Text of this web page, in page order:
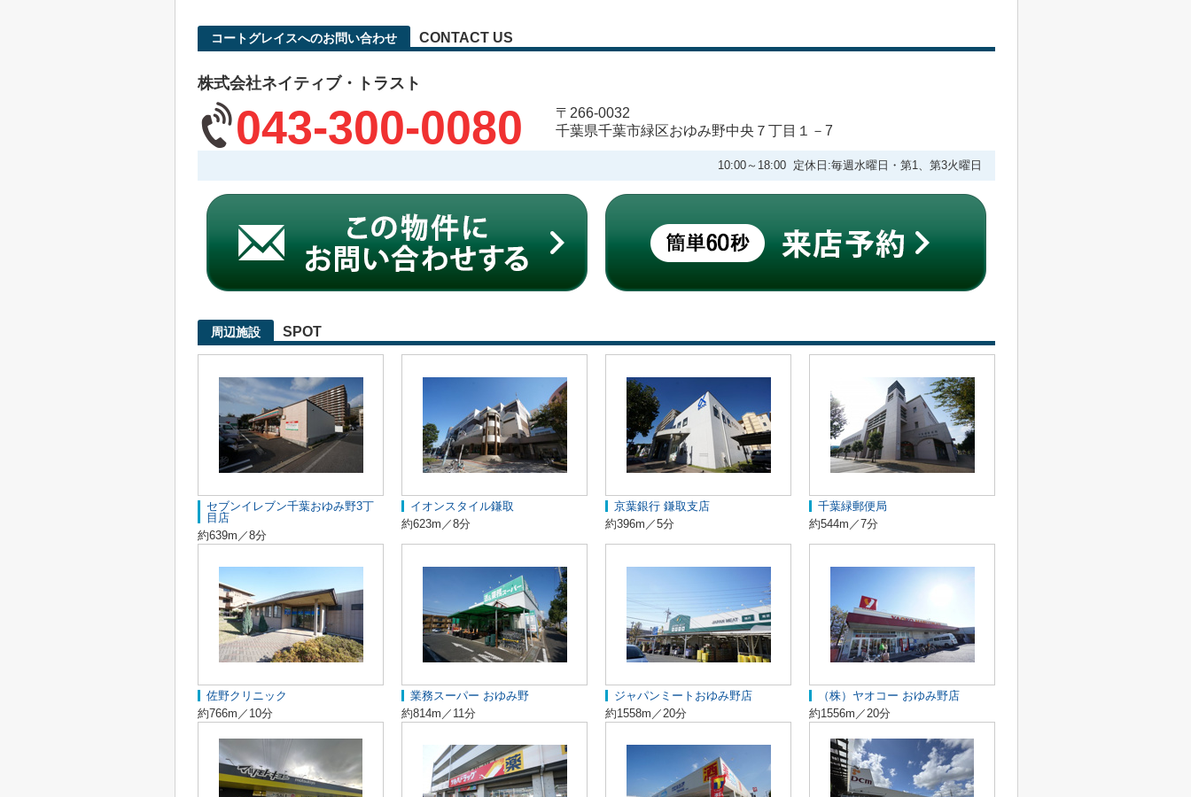
コートグレイスへのお問い合わせ CONTACT US
株式会社ネイティブ・トラスト
043-300-0080
〒266-0032
千葉県千葉市緑区おゆみ野中央７丁目１－7
10:00～18:00 定休日:毎週水曜日・第1、第3火曜日
周辺施設 SPOT
セブンイレブン千葉おゆみ野3丁
目店
約639m／8分
イオンスタイル鎌取
約623m／8分
京葉銀行 鎌取支店
約396m／5分
千葉緑郵便局
約544m／7分
佐野クリニック
約766m／10分
業務スーパー おゆみ野
約814m／11分
ジャパンミートおゆみ野店
約1558m／20分
（株）ヤオコー おゆみ野店
約1556m／20分